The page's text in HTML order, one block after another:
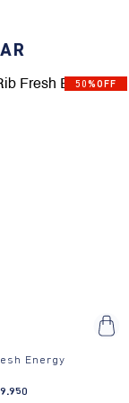
50%OFF
Energy
.950